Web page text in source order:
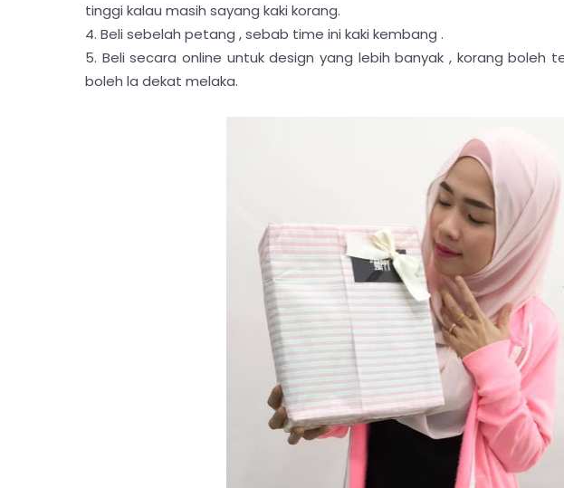
tinggi kalau masih sayang kaki korang.
4. Beli sebelah petang , sebab time ini kaki kembang .
5. Beli secara online untuk design yang lebih banyak , korang boleh
boleh la dekat melaka.